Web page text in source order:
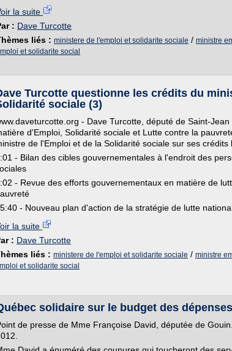
la suite
: Dave Turcotte
liés : ministere de l'emploi et solidarite sociale / ministre
et solidarite social
Turcotte questionne les crédits du
sociale (3)
- Dave Turcotte, député de Saint-
d'Emploi, Solidarité sociale et Lutte contre la
de l'Emploi et de la Solidarité sociale sur ses crédits
- Bilan des cibles gouvernementales à l'endroit des
- Revue des efforts gouvernementaux en matière de
- Nouveau plan d'action de la stratégie de lutte
la suite
: Dave Turcotte
liés : ministere de l'emploi et solidarite sociale / ministre
et solidarite social
solidaire sur le budget des
de presse de Mme Françoise David, députée de